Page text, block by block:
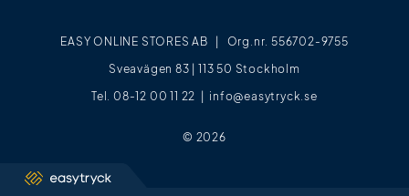
EASY ONLINE STORES AB | Org.nr. 556702-9755
Sveavägen 83 | 113 50 Stockholm
Tel. 08-12 00 11 22 | info@easytryck.se
© 2026